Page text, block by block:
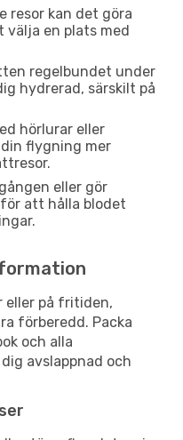
resor kan det göra
en plats med
regelbundet under
hydrerad, särskilt på
hörlurar eller
flygning mer
eller gör
att hålla blodet
eller på fritiden,
förberedd. Packa
och alla
avslappnad och